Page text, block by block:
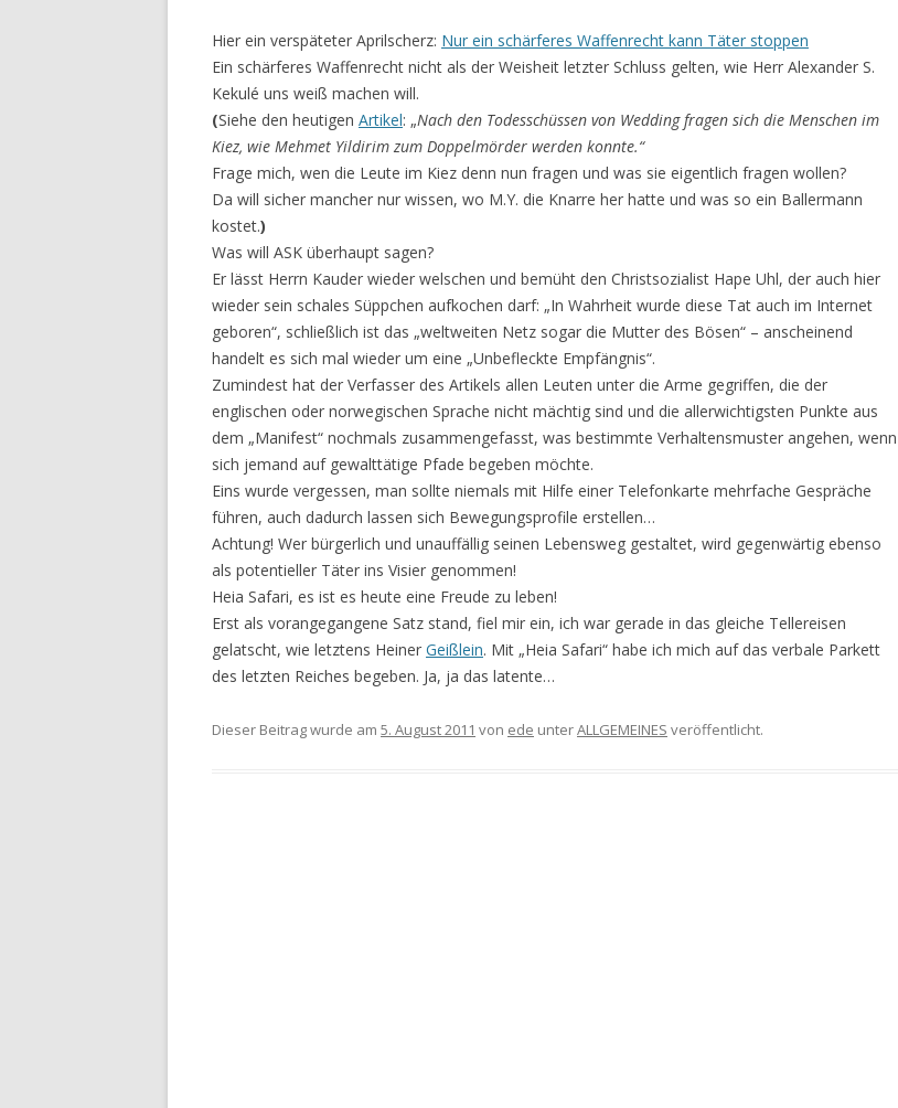
Hier ein verspäteter Aprilscherz: Nur ein schärferes Waffenrecht kann Täter stoppen
Ein schärferes Waffenrecht nicht als der Weisheit letzter Schluss gelten, wie Herr Alexander S.
Kekulé uns weiß machen will.
(Siehe den heutigen Artikel: „Nach den Todesschüssen von Wedding fragen sich die Menschen im
Kiez, wie Mehmet Yildirim zum Doppelmörder werden konnte.“
Frage mich, wen die Leute im Kiez denn nun fragen und was sie eigentlich fragen wollen?
Da will sicher mancher nur wissen, wo M.Y. die Knarre her hatte und was so ein Ballermann
kostet.)
Was will ASK überhaupt sagen?
Er lässt Herrn Kauder wieder welschen und bemüht den Christsozialist Hape Uhl, der auch hier
wieder sein schales Süppchen aufkochen darf: „In Wahrheit wurde diese Tat auch im Internet
geboren“, schließlich ist das „weltweiten Netz sogar die Mutter des Bösen“ – anscheinend
handelt es sich mal wieder um eine „Unbefleckte Empfängnis“.
Zumindest hat der Verfasser des Artikels allen Leuten unter die Arme gegriffen, die der
englischen oder norwegischen Sprache nicht mächtig sind und die allerwichtigsten Punkte aus
dem „Manifest“ nochmals zusammengefasst, was bestimmte Verhaltensmuster angehen, wenn
sich jemand auf gewalttätige Pfade begeben möchte.
Eins wurde vergessen, man sollte niemals mit Hilfe einer Telefonkarte mehrfache Gespräche
führen, auch dadurch lassen sich Bewegungsprofile erstellen…
Achtung! Wer bürgerlich und unauffällig seinen Lebensweg gestaltet, wird gegenwärtig ebenso
als potentieller Täter ins Visier genommen!
Heia Safari, es ist es heute eine Freude zu leben!
Erst als vorangegangene Satz stand, fiel mir ein, ich war gerade in das gleiche Tellereisen
gelatscht, wie letztens Heiner Geißlein. Mit „Heia Safari“ habe ich mich auf das verbale Parkett
des letzten Reiches begeben. Ja, ja das latente…
Dieser Beitrag wurde am 5. August 2011 von ede unterALLGEMEINES veröffentlicht.